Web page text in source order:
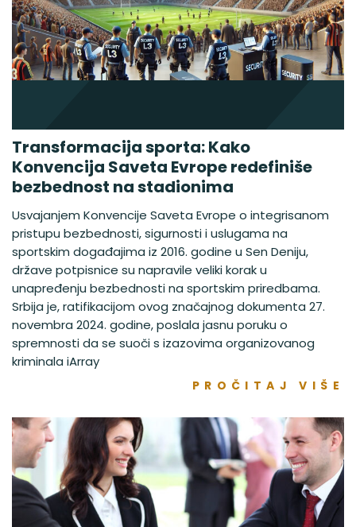
Transformacija sporta: Kako
Konvencija Saveta Evrope redefiniše
bezbednost na stadionima
Usvajanjem Konvencije Saveta Evrope o integrisanom
pristupu bezbednosti, sigurnosti i uslugama na
sportskim događajima iz 2016. godine u Sen Deniju,
države potpisnice su napravile veliki korak u
unapređenju bezbednosti na sportskim priredbama.
Srbija je, ratifikacijom ovog značajnog dokumenta 27.
novembra 2024. godine, poslala jasnu poruku o
spremnosti da se suoči s izazovima organizovanog
kriminala iArray
PROČITAJ VIŠE